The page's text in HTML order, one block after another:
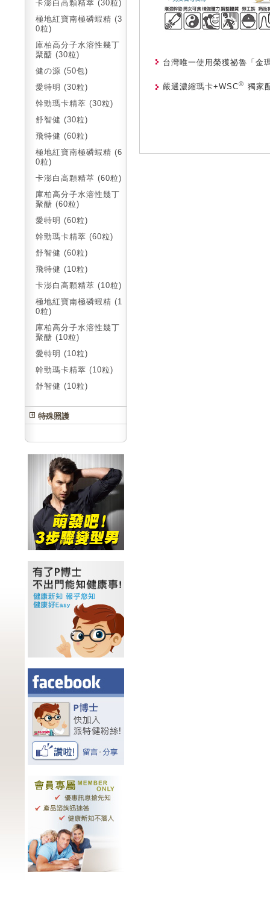
卡澎白高顆精萃 (30粒)
極地紅寶南極磷蝦精 (3
0粒)
庫柏高分子水溶性幾丁
聚醣 (30粒)
健の源 (50包)
愛特明 (30粒)
幹勁瑪卡精萃 (30粒)
舒智健 (30粒)
飛特健 (60粒)
極地紅寶南極磷蝦精 (6
0粒)
卡澎白高顆精萃 (60粒)
庫柏高分子水溶性幾丁
聚醣 (60粒)
愛特明 (60粒)
幹勁瑪卡精萃 (60粒)
舒智健 (60粒)
飛特健 (10粒)
卡澎白高顆精萃 (10粒)
極地紅寶南極磷蝦精 (1
0粒)
庫柏高分子水溶性幾丁
聚醣 (10粒)
愛特明 (10粒)
幹勁瑪卡精萃 (10粒)
舒智健 (10粒)
特殊照護
台灣唯一使用榮獲祕魯「金
嚴選濃縮瑪卡+WSC® 獨家